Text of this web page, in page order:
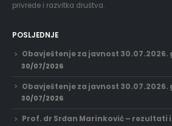
privrede i razvitka društva.
POSLJEDNJE
Obavještenje za javnost 30.07.2026.
30/07/2026
Obavještenje za javnost 30.07.2026.
30/07/2026
Prof. dr Srđan Marinković – rezultati